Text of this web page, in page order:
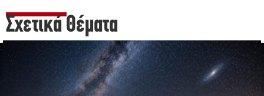
Σχετικά Θέματα